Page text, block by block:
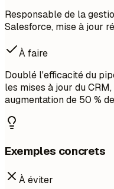
Responsable de la
Salesforce, mise à jour
À faire
Doublé l'efficacité du
les mises à jour du
augmentation de 50 %
Exemples concrets
À éviter